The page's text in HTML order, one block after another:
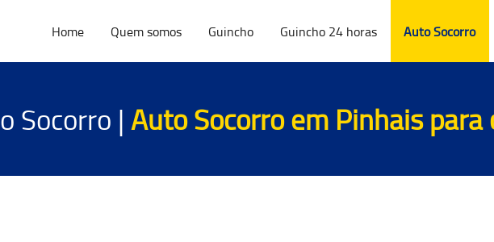
Home Quem somos Guincho Guincho 24 horas Auto Socorro
Socorro | Auto Socorro em Pinhais para